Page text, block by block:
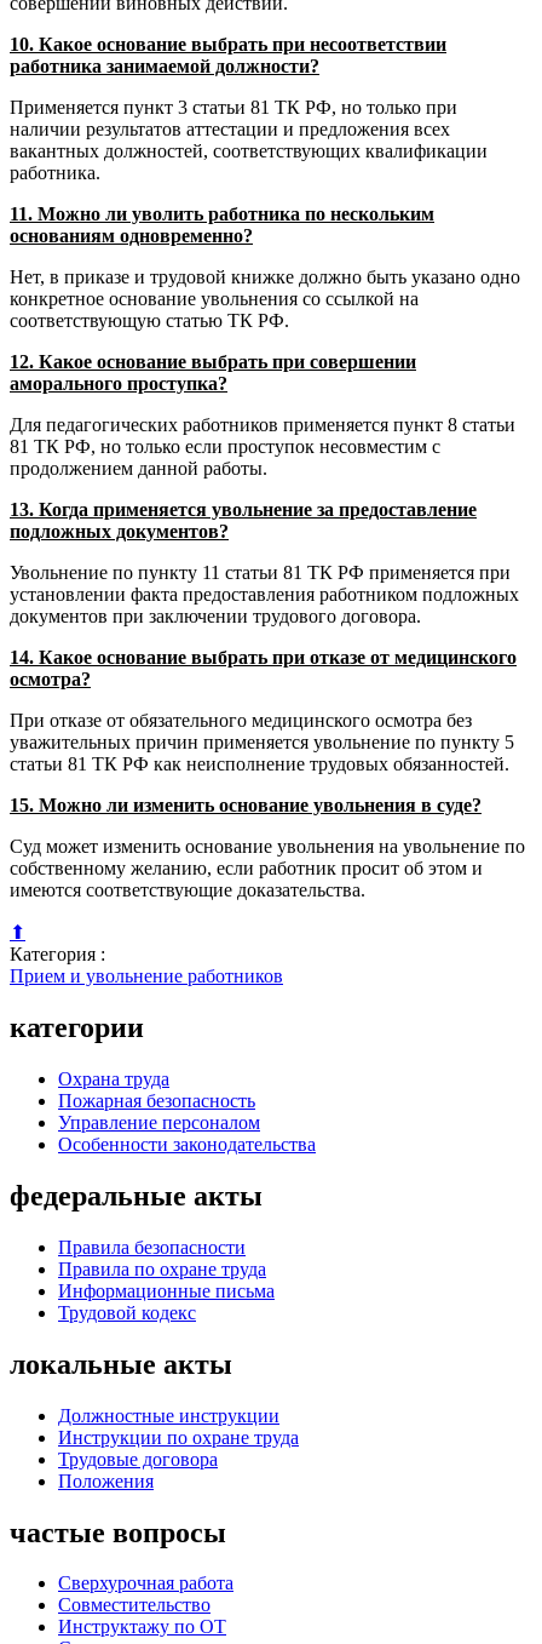
10. Какое основание выбрать при несоответствии
работника занимаемой должности?
Применяется пункт 3 статьи 81 ТК РФ, но только при
наличии результатов аттестации и предложения всех
вакантных должностей, соответствующих квалификации
работника.
11. Можно ли уволить работника по нескольким
основаниям одновременно?
Нет, в приказе и трудовой книжке должно быть указано одно
конкретное основание увольнения со ссылкой на
соответствующую статью ТК РФ.
12. Какое основание выбрать при совершении
аморального проступка?
Для педагогических работников применяется пункт 8 статьи
81 ТК РФ, но только если проступок несовместим с
продолжением данной работы.
13. Когда применяется увольнение за предоставление
подложных документов?
Увольнение по пункту 11 статьи 81 ТК РФ применяется при
установлении факта предоставления работником подложных
документов при заключении трудового договора.
14. Какое основание выбрать при отказе от медицинского
осмотра?
При отказе от обязательного медицинского осмотра без
уважительных причин применяется увольнение по пункту 5
статьи 81 ТК РФ как неисполнение трудовых обязанностей.
15. Можно ли изменить основание увольнения в суде?
Суд может изменить основание увольнения на увольнение по
собственному желанию, если работник просит об этом и
имеются соответствующие доказательства.
⬆
Категория :
Прием и увольнение работников
категории
Охрана труда
Пожарная безопасность
Управление персоналом
Особенности законодательства
федеральные акты
Правила безопасности
Правила по охране труда
Информационные письма
Трудовой кодекс
локальные акты
Должностные инструкции
Инструкции по охране труда
Трудовые договора
Положения
частые вопросы
Сверхурочная работа
Совместительство
Инструктажу по ОТ